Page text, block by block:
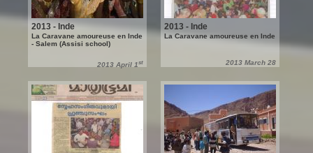
2013 - Inde
La Caravane amoureuse en Inde
- Salem (Assisi school)
2013 April 1st
2013 - Inde
La Caravane amoureuse en Inde
2013 March 28